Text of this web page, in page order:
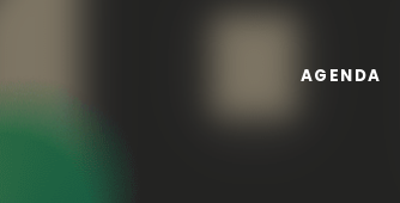
AGENDA